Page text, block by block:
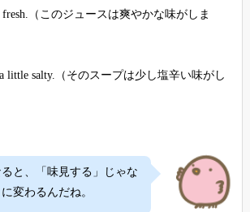
fresh.（このジュースは爽やかな味がしま
a little salty.（そのスープは少し塩辛い味がし
と、「味見する」じゃな
変わるんだね。